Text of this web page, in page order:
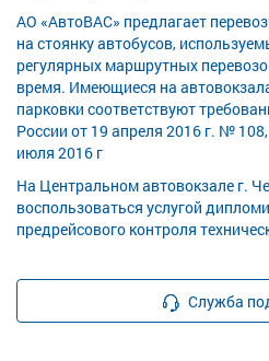
АО «АвтоВАС» предлагает
на стоянку автобусов,
регулярных маршрутных
время. Имеющиеся на
парковки соответствуют
России от 19 апреля 2016 г. №
июля 2016 г
На Центральном автовокзале г.
воспользоваться услугой
предрейсового контроля
Служба